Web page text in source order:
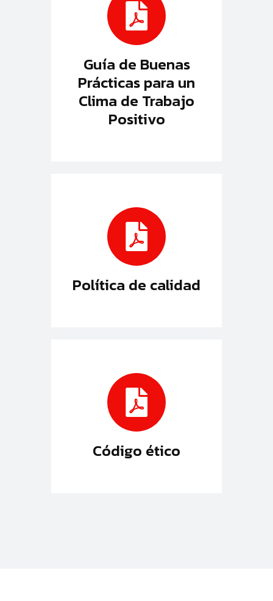
Guía de Buenas
Prácticas para un
Clima de Trabajo
Positivo
Política de calidad
Código ético